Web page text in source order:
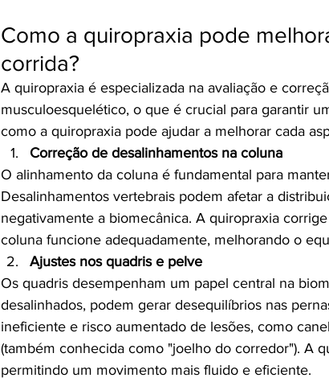
Como a quiropraxia pode
corrida?
A quiropraxia é especializada na avaliação e
musculoesquelético, o que é crucial para garantir
como a quiropraxia pode ajudar a melhorar cada
Correção de desalinhamentos na coluna
O alinhamento da coluna é fundamental para
Desalinhamentos vertebrais podem afetar a
negativamente a biomecânica. A quiropraxia
coluna funcione adequadamente, melhorando o
Ajustes nos quadris e pelve
Os quadris desempenham um papel central na
desalinhados, podem gerar desequilíbrios nas
ineficiente e risco aumentado de lesões, como
(também conhecida como "joelho do corredor"). A
permitindo um movimento mais fluido e eficiente.